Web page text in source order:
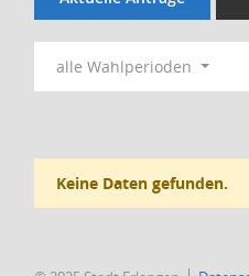
alle Wahlperioden
Keine Daten gefunden.